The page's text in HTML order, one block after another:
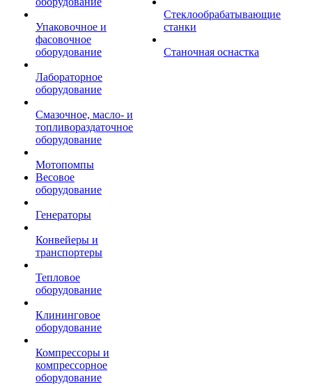
Упаковочное и
фасовочное
оборудование
Лабораторное
оборудование
Смазочное, масло- и
топливораздаточное
оборудование
Мотопомпы
Весовое
оборудование
Генераторы
Конвейеры и
транспортеры
Тепловое
оборудование
Клининговое
оборудование
Компрессоры и
компрессорное
оборудование
Стеклообрабатывающие
станки
Станочная оснастка